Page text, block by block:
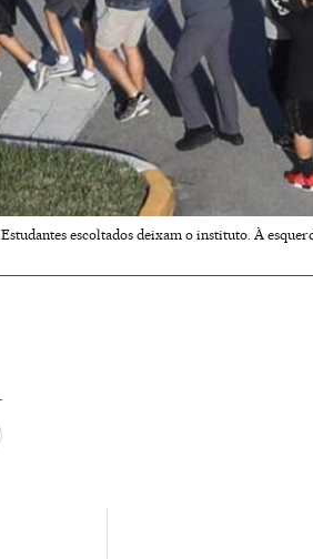
Estudantes escoltados deixam o instituto. À